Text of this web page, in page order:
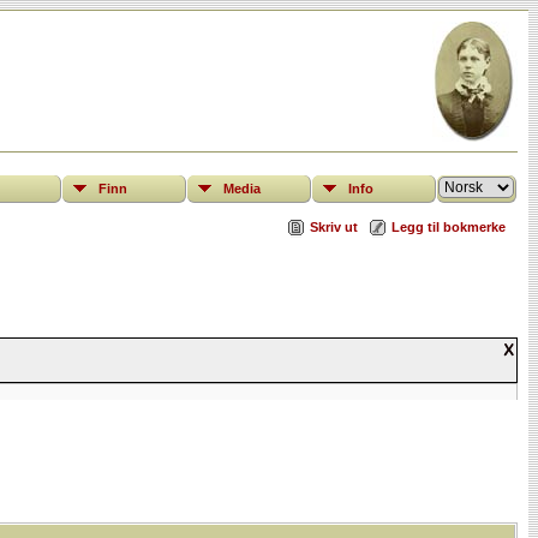
Finn Media Info
Skriv ut Legg til bokmerke